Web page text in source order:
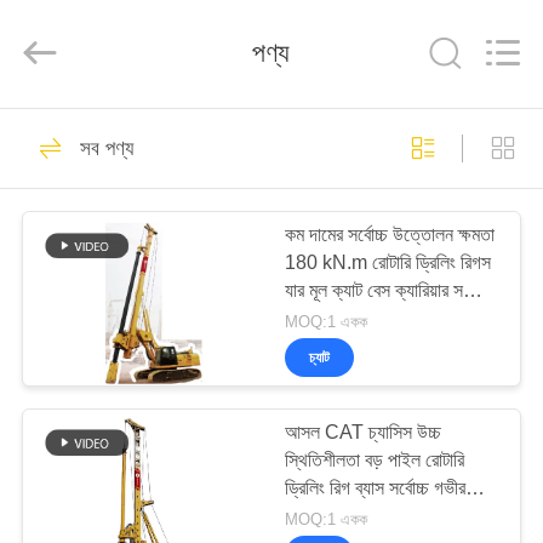
পণ্য
আমাদের
সম্পর্কে
Sinovo
Heavy
হাইড্রোলিক পাইল ব্রেকার
রোটারি ড্রিলিং রিগস
68
পণ্য
সব পণ্য
কম দামের সর্বোচ্চ উত্তোলন ক্ষমতা
180 kN.m রোটারি ড্রিলিং রিগস
যার মূল ক্যাট বেস ক্যারিয়ার সর্বোচ্চ
ড্রিলিং গভীরতা 57.5 মি
MOQ:1 একক
চ্যাট
আসল CAT চ্যাসিস উচ্চ
স্থিতিশীলতা বড় পাইল রোটারি
ড্রিলিং রিগ ব্যাস সর্বোচ্চ গভীরতা
110 মি ব্যাস 3000 মিমি
MOQ:1 একক